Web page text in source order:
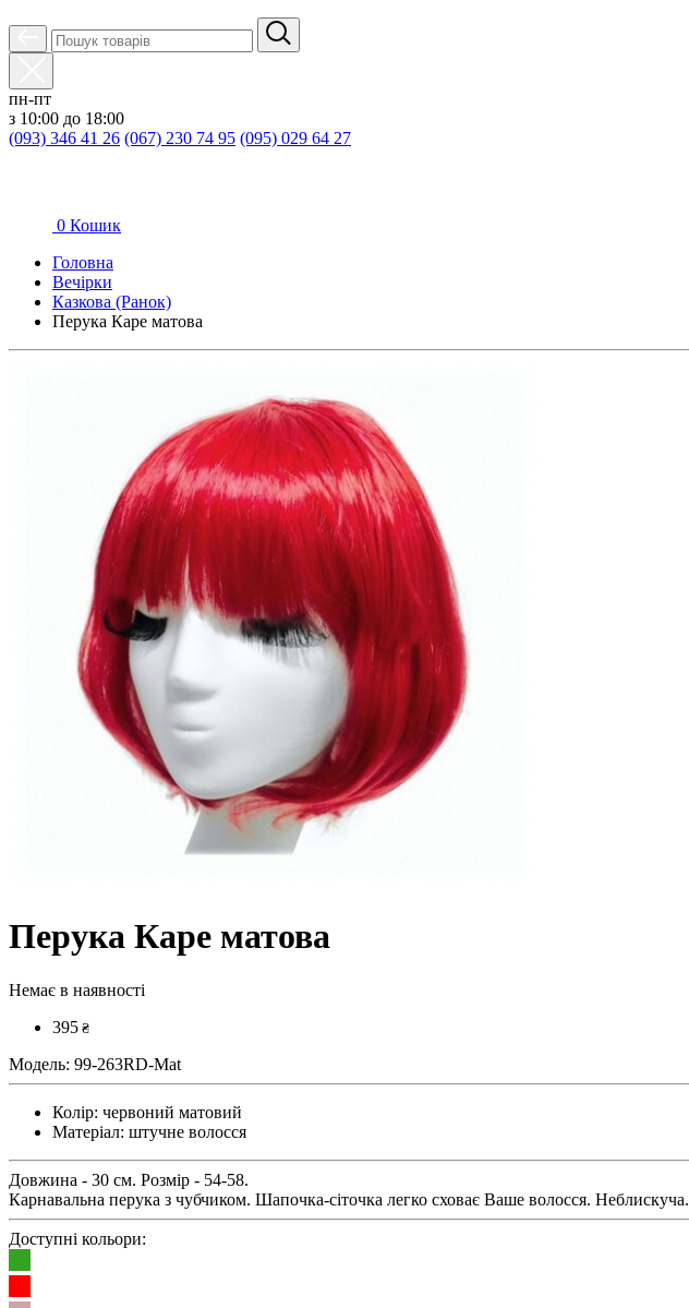
пн-пт
з 10:00 до 18:00
(093) 346 41 26 (067) 230 74 95 (095) 029 64 27
0 Кошик
Головна
Вечірки
Казкова (Ранок)
Перука Каре матова
Перука Каре матова
Немає в наявності
395 ₴
Модель: 99-263RD-Mat
Колір: червоний матовий
Матеріал: штучне волосся
Довжина - 30 см. Розмір - 54-58.
Карнавальна перука з чубчиком. Шапочка-сіточка легко сховає Ваше волосся. Неблискуча.
Доступні кольори: